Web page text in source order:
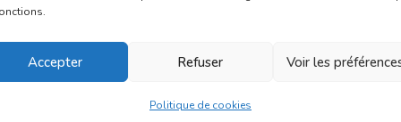
Accepter Refuser Voir les
Politique de cookies